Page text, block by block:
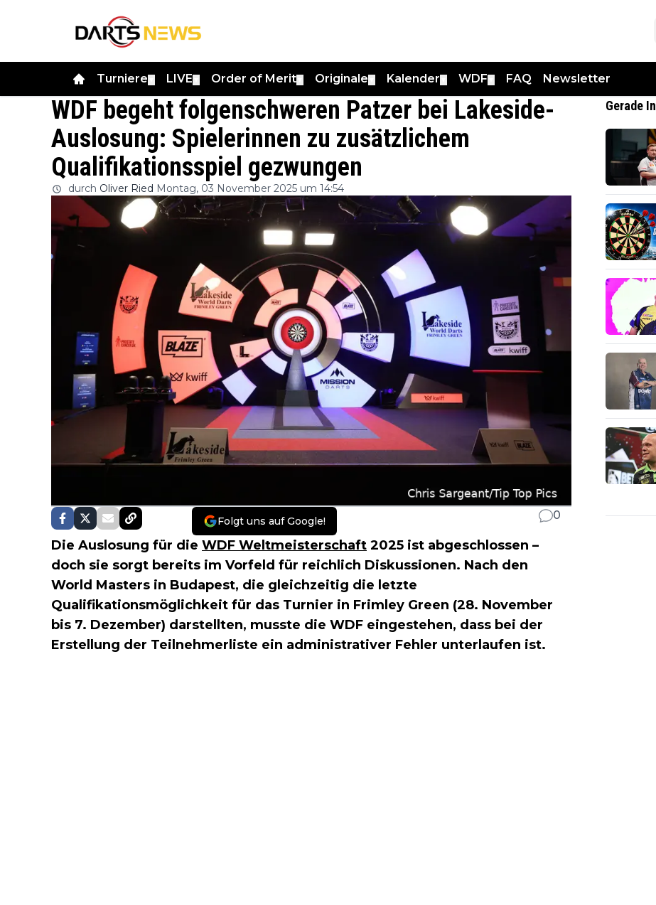
Turniere LIVE Order of Merit Originale Kalender WDF FAQ Newsletter
WDF begeht folgenschweren Patzer bei Lakeside-
Auslosung: Spielerinnen zu zusätzlichem
Qualifikationsspiel gezwungen
durch Oliver Ried Montag, 03 November 2025 um 14:54
Folgt uns auf Google! 0
Die Auslosung für die WDF Weltmeisterschaft 2025 ist abgeschlossen –
doch sie sorgt bereits im Vorfeld für reichlich Diskussionen. Nach den
World Masters in Budapest, die gleichzeitig die letzte
Qualifikationsmöglichkeit für das Turnier in Frimley Green (28. November
bis 7. Dezember) darstellten, musste die WDF eingestehen, dass bei der
Erstellung der Teilnehmerliste ein administrativer Fehler unterlaufen ist.
Gerade In